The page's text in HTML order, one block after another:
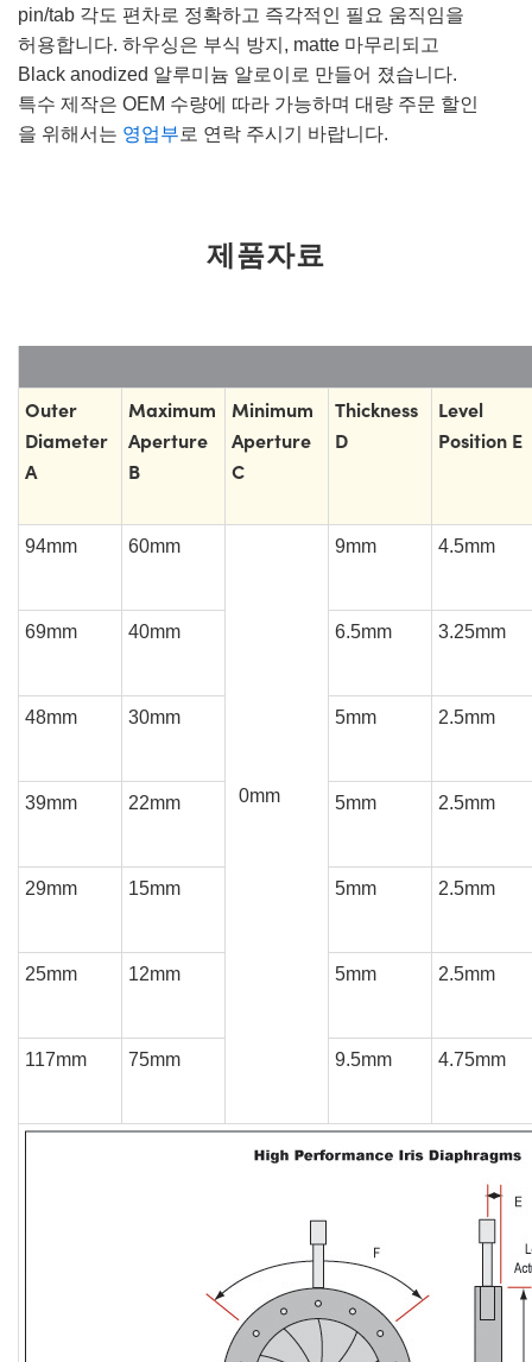
pin/tab 각도 편차로 정확하고 즉각적인 필요 움직임을
허용합니다. 하우싱은 부식 방지, matte 마무리되고
Black anodized 알루미늄 알로이로 만들어 졌습니다.
특수 제작은 OEM 수량에 따라 가능하며 대량 주문 할인
을 위해서는 영업부 로 연락 주시기 바랍니다.
제품자료
Outer
Diameter
A
Maximum
Aperture
B
Minimum
Aperture
C
Thickness
D
Level
Position E
94mm 60mm
0mm
9mm 4.5mm
69mm 40mm 6.5mm 3.25mm
48mm 30mm 5mm 2.5mm
39mm 22mm 5mm 2.5mm
29mm 15mm 5mm 2.5mm
25mm 12mm 5mm 2.5mm
117mm 75mm 9.5mm 4.75mm